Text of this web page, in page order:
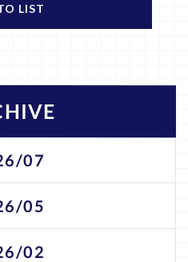
LIST
07
05
02